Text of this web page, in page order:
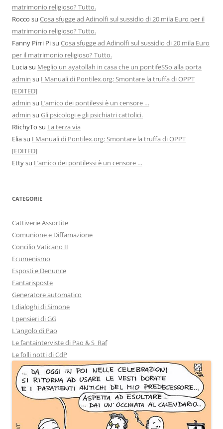
matrimonio religioso? Tutto.
Rocco su Cosa sfugge ad Adinolfi sul sussidio di 20 mila Euro per il
matrimonio religioso? Tutto.
Fanny Pirri Pisu Cosa sfugge ad Adinolfi sul sussidio di 20 mila Euro
per il matrimonio religioso? Tutto.
Luciasu Meglio un ayatollah in casa che un pontifeSSo alla porta
admin su I Manuali di Pontilex.org: Smontare la truffa di OPPT
[EDITED]
admin su L’amico dei pontilessi è un censore …
admin su Gli psicologi e gli psichiatri cattolici.
RIichyTo su La terza via
Eliasu I Manuali di Pontilex.org: Smontare la truffa di OPPT
[EDITED]
Ettysu L’amico dei pontilessi è un censore …
CATEGORIE
Cattiverie Assortite
Comunione e Diffamazione
Concilio Vaticano II
Ecumenismo
Esposti e Denunce
Fantarisposte
Generatore automatico
I dialoghi di Simone
I pensieri di GG
L'angolo di Pao
Le fantainterviste di Pao & S_Raf
Le folli notti di CdP